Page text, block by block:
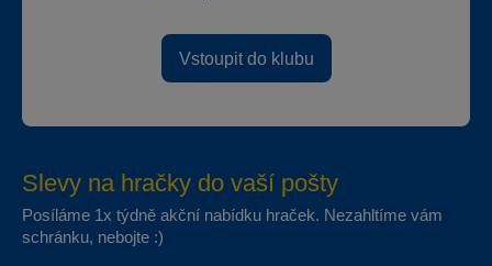
Vstoupit do klubu
Slevy na hračky do vaší pošty
Posíláme 1x týdně akční nabídku hraček. Nezahltíme vám
schránku, nebojte :)